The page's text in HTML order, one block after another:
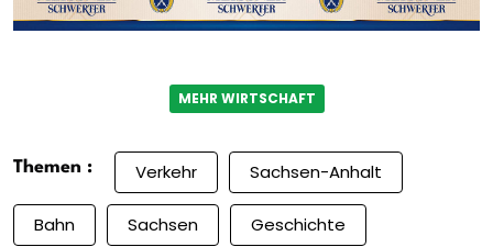
MEHR WIRTSCHAFT
Themen : Verkehr Sachsen-Anhalt
Bahn Sachsen Geschichte